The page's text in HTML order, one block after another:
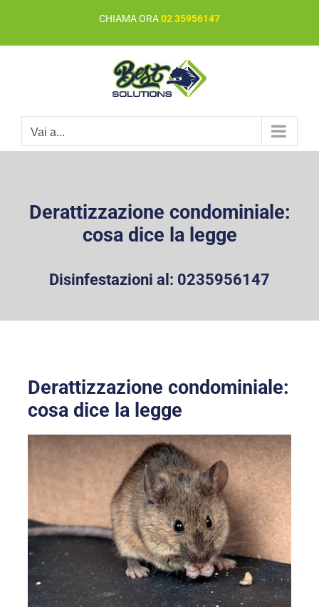
contenuto
CHIAMA ORA02 35956147
Vai a...
Derattizzazione condominiale:
cosa dice la legge
Disinfestazioni al: 0235956147
Derattizzazione condominiale:
cosa dice la legge